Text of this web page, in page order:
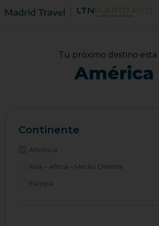
Tu próximo destino esta
América
Continente
América
Asia – Africa – Medio Oriente
Europa